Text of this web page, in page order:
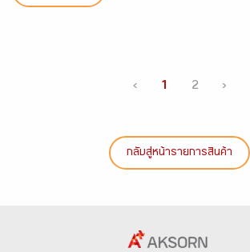
‹ 1 2 ›
กลับสู่หน้ารายการสินค้า